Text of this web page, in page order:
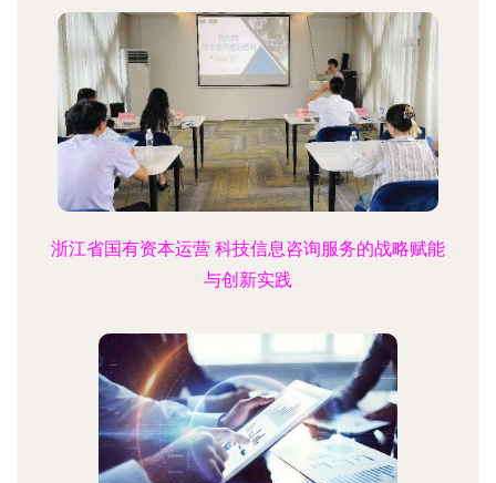
浙江省国有资本运营 科技信息咨询服务的战略赋能
与创新实践